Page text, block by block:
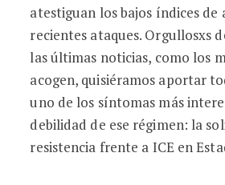
atestiguan los bajos índices de
recientes ataques. Orgullosxs
las últimas noticias, como los
acogen, quisiéramos aportar
uno de los síntomas más
debilidad de ese régimen: la
resistencia frente a ICE en